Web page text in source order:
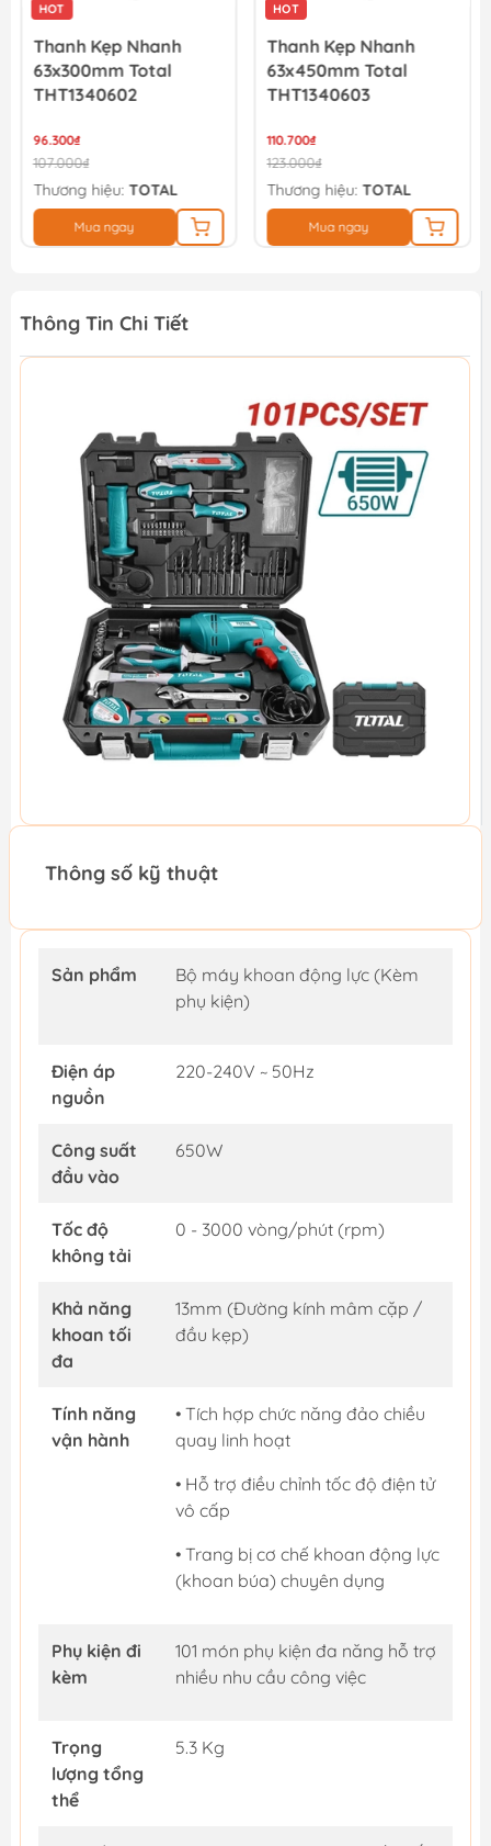
HOT
Thanh Kẹp Nhanh
63x300mm Total
THT1340602
96.300₫
107.000₫
Thương hiệu: TOTAL
Mua ngay
HOT
Thanh Kẹp Nhanh
63x450mm Total
THT1340603
110.700₫
123.000₫
Thương hiệu:TOTAL
Mua ngay
Thông Tin Chi Tiết
Thông số kỹ thuật
Sản phẩm
Bộ máy khoan động lực (Kèm
phụ kiện)
Điện áp
nguồn
220-240V ~ 50Hz
Công suất
đầu vào
650W
Tốc độ
không tải
0 - 3000 vòng/phút (rpm)
Khả năng
khoan tối
đa
13mm (Đường kính mâm cặp /
đầu kẹp)
Tính năng
vận hành
• Tích hợp chức năng đảo chiều
quay linh hoạt
• Hỗ trợ điều chỉnh tốc độ điện tử
vô cấp
• Trang bị cơ chế khoan động lực
(khoan búa) chuyên dụng
Phụ kiện đi
kèm
101 món phụ kiện đa năng hỗ trợ
nhiều nhu cầu công việc
Trọng
lượng tổng
thể
5.3 Kg